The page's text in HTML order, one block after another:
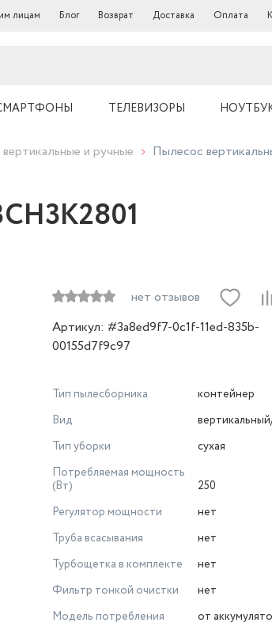
лицам Блог Возврат Доставка Оплата
ТЕЛЕВИЗОРЫ
и ручные Пылесос
нет отзывов
Артикул: #3a8ed9f7-0c1f-11ed-835b-
00155d7f9c97
Тип пылесборника
контейнер
Вид
Тип уборки
сухая
Потребляемая мощность
(Вт)
250
Регулятор мощности
нет
Труба всасывания
нет
Турбощетка в комплекте
нет
Фильтр тонкой очистки
нет
Модель потребления
от